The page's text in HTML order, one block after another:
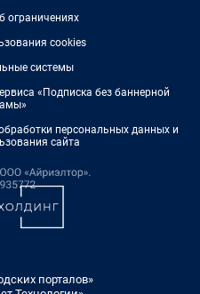
ограничениях
cookies
системы
«Подписка без баннерной
персональных данных и
сайта
порталов»